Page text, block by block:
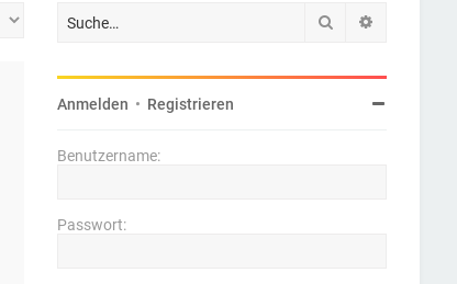
Suche
Anmelden • Registrieren
Benutzername:
Passwort: